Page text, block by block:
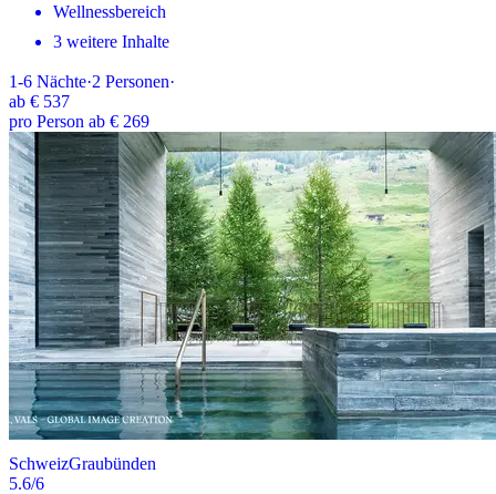
Wellnessbereich
3 weitere Inhalte
1-6 Nächte·2 Personen·
ab € 537
pro Person ab € 269
SchweizGraubünden
5.6/6